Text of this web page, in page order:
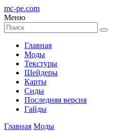
mc-pe.com
Меню
Главная
Моды
Текстуры
Шейдеры
Карты
Сиды
Последняя версия
Гайды
Главная Моды